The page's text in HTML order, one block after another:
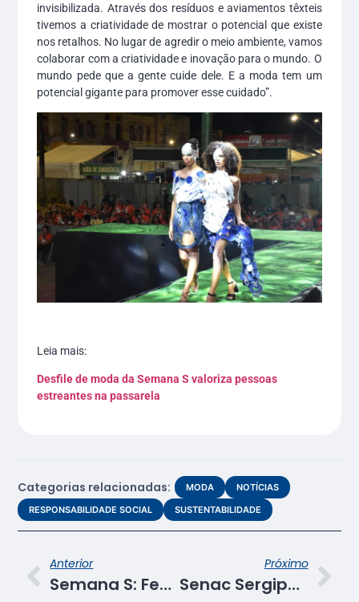
invisibilizada. Através dos resíduos e aviamentos têxteis
tivemos a criatividade de mostrar o potencial que existe
nos retalhos. No lugar de agredir o meio ambiente, vamos
colaborar com a criatividade e inovação para o mundo. O
mundo pede que a gente cuide dele. E a moda tem um
potencial gigante para promover esse cuidado”.
Leia mais:
Desfile de moda da Semana S valoriza pessoas
estreantes na passarela
Categorias relacionadas: MODA
NOTÍCIAS
RESPONSABILIDADE SOCIAL
SUSTENTABILIDADE
Anterior
Semana S: Fecomércio promove Innovation Day em parceria com o ICTec
Próximo
Senac Sergipe apresenta portfólio de cursos no Hair Sergipe 2026